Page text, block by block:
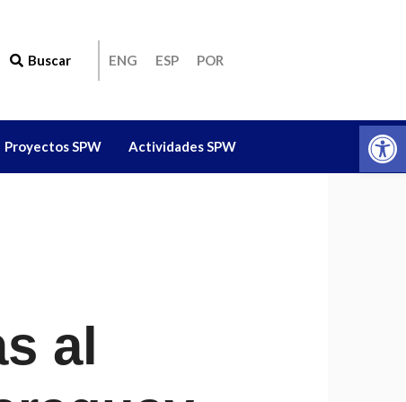
Buscar ENG ESP POR
Proyectos SPW Actividades SPW
al